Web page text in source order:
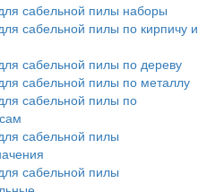
сабельной пилы наборы
сабельной пилы по кирпичу и
сабельной пилы по дереву
сабельной пилы по металлу
сабельной пилы по
сабельной пилы
сабельной пилы